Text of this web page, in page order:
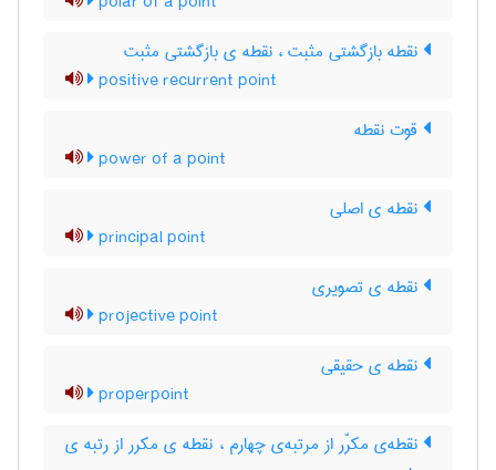
نقطه بازگشتی مثبت ، نقطه ی بازگشتی مثبت
positive recurrent point
قوت نقطه
power of a point
نقطه ی اصلی
principal point
نقطه ی تصویری
projective point
نقطه ی حقیقی
properpoint
نقطه‌ی مکرّر از مرتبه‌ی چهارم ، نقطه ی مکرر از رتبه ی